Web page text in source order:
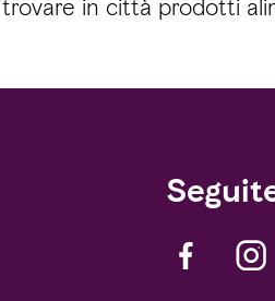
in città prodotti